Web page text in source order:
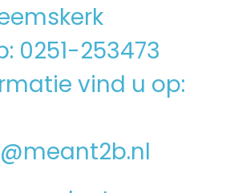
0251-253473
vind u op: